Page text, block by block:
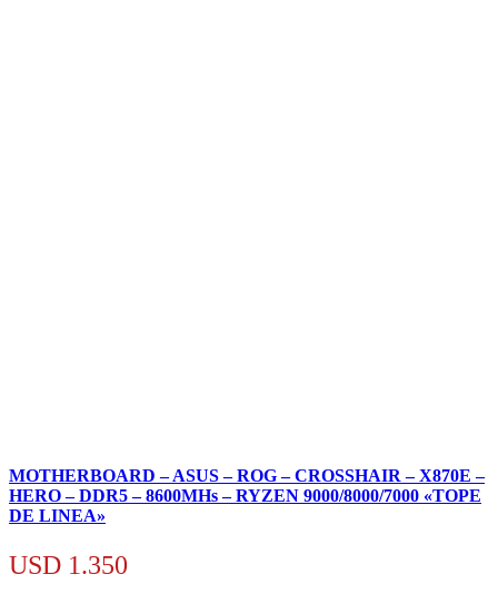
MOTHERBOARD – ASUS – ROG – CROSSHAIR – X870E –
HERO – DDR5 – 8600MHs – RYZEN 9000/8000/7000 «TOPE
DE LINEA»
USD 1.350